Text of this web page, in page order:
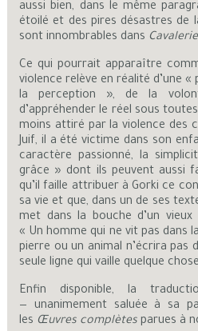
aussi bien, dans le même
étoilé et des pires désastres de
sont innombrables dans
Ce qui pourrait apparaître
violence relève en réalité d’une
la perception », de la
d’appréhender le réel sous
moins attiré par la violence des
Juif, il a été victime dans son
caractère passionné, la
grâce » dont ils peuvent aussi
qu’il faille attribuer à Gorki ce
sa vie et que, dans un de ses
met dans la bouche d’un
« Un homme qui ne vit pas dans
pierre ou un animal n’écrira pas
seule ligne qui vaille quelque
Enfin disponible, la
— unanimement saluée à sa
les Œuvres complètes parues à